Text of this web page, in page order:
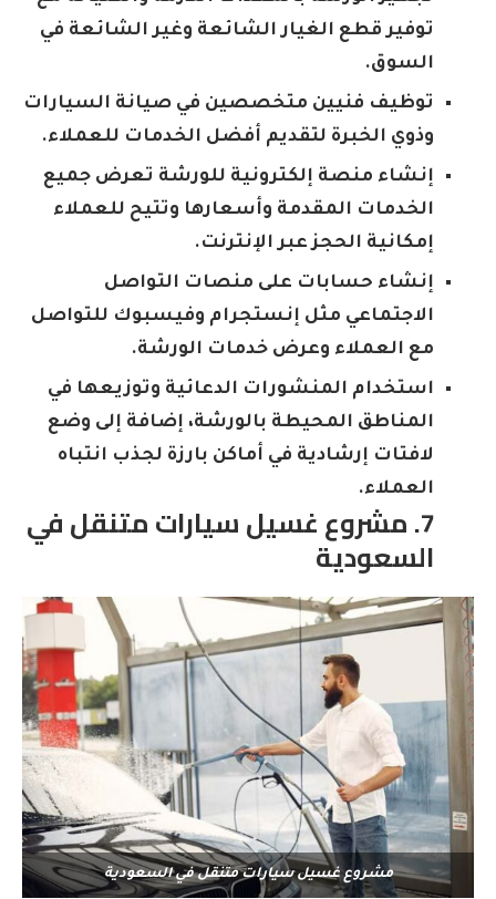
توفير قطع الغيار الشائعة وغير الشائعة في
السوق.
توظيف فنيين متخصصين في صيانة السيارات
وذوي الخبرة لتقديم أفضل الخدمات للعملاء.
إنشاء منصة إلكترونية للورشة تعرض جميع
الخدمات المقدمة وأسعارها وتتيح للعملاء
إمكانية الحجز عبر الإنترنت.
إنشاء حسابات على منصات التواصل
الاجتماعي مثل إنستجرام وفيسبوك للتواصل
مع العملاء وعرض خدمات الورشة.
استخدام المنشورات الدعائية وتوزيعها في
المناطق المحيطة بالورشة، إضافة إلى وضع
لافتات إرشادية في أماكن بارزة لجذب انتباه
العملاء.
7. مشروع غسيل سيارات متنقل في
السعودية
مشروع غسيل سيارات متنقل في السعودية